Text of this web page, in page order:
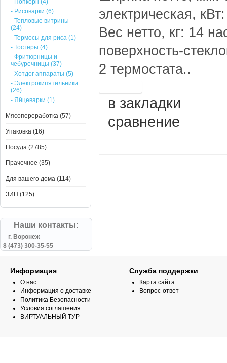
- Попкорн (4)
- Рисоварки (6)
- Тепловые витрины
(24)
- Термосы для риса (1)
- Тостеры (4)
- Фритюрницы и
чебуречницы (37)
- Хотдог аппараты (5)
- Электрокипятильники
(26)
- Яйцеварки (1)
Мясопереработка (57)
Упаковка (16)
Посуда (2785)
Прачечное (35)
Для вашего дома (114)
ЗИП (125)
Наши контакты:
г. Воронеж
8 (473) 300-35-55
электрическая,
Вес нетто, кг: 14
поверхность-
2 термостата..
в закладки
сравнение
Информация
О нас
Информация о доставке
Политика Безопасности
Условия соглашения
ВИРТУАЛЬНЫЙ ТУР
Служба поддержки
Карта сайта
Вопрос-ответ